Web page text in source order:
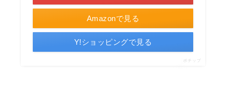
Amazonで見る
Y!ショッピングで見る
ポチップ